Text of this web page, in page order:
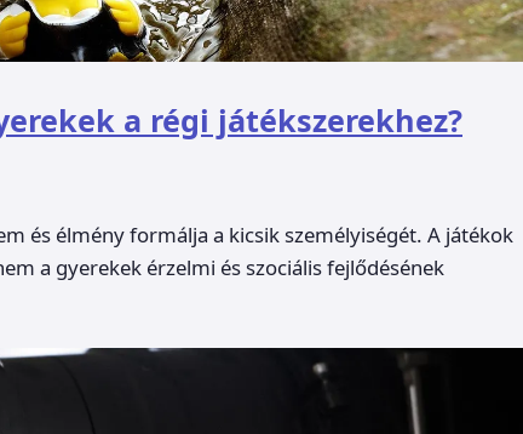
a régi játékszerekhez?
és élmény formálja a kicsik személyiségét. A játékok
a gyerekek érzelmi és szociális fejlődésének